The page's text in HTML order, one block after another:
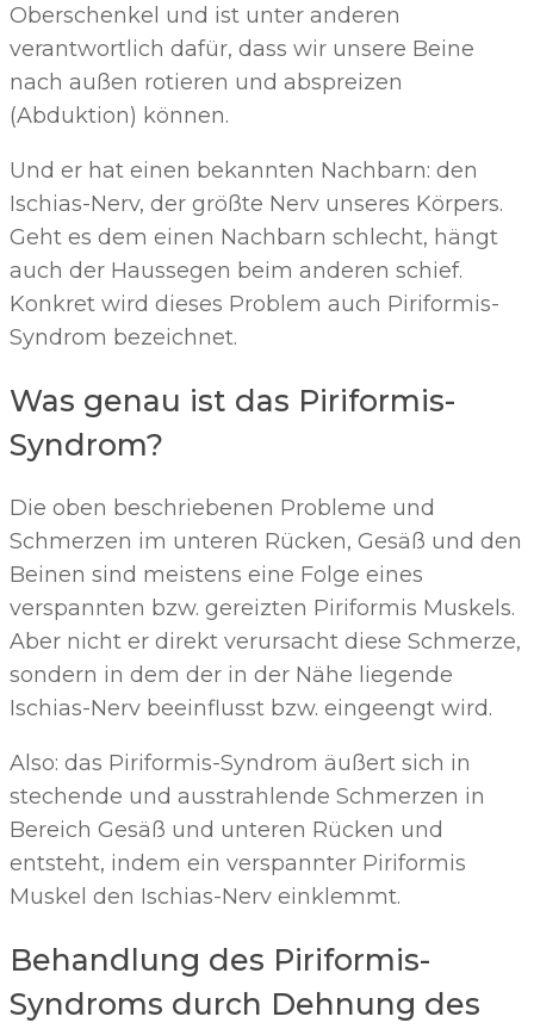
Oberschenkel und ist unter anderen
verantwortlich dafür, dass wir unsere Beine
nach außen rotieren und abspreizen
(Abduktion) können.
Und er hat einen bekannten Nachbarn: den
Ischias-Nerv, der größte Nerv unseres Körpers.
Geht es dem einen Nachbarn schlecht, hängt
auch der Haussegen beim anderen schief.
Konkret wird dieses Problem auch Piriformis-
Syndrom bezeichnet.
Was genau ist das Piriformis-
Syndrom?
Die oben beschriebenen Probleme und
Schmerzen im unteren Rücken, Gesäß und den
Beinen sind meistens eine Folge eines
verspannten bzw. gereizten Piriformis Muskels.
Aber nicht er direkt verursacht diese Schmerze,
sondern in dem der in der Nähe liegende
Ischias-Nerv beeinflusst bzw. eingeengt wird.
Also: das Piriformis-Syndrom äußert sich in
stechende und ausstrahlende Schmerzen in
Bereich Gesäß und unteren Rücken und
entsteht, indem ein verspannter Piriformis
Muskel den Ischias-Nerv einklemmt.
Behandlung des Piriformis-
Syndroms durch Dehnung des